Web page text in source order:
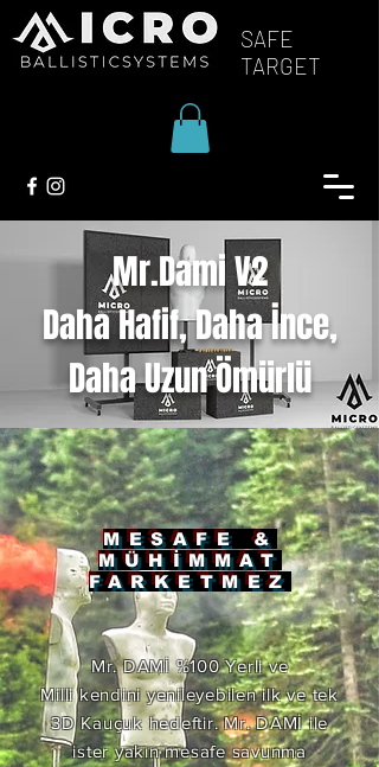
SAFE
TARGET
Mr.Dami V2
Daha Hafif, Daha İnce,
Daha Uzun Ömürlü
MESAFE &
MÜHİMMAT
FARKETMEZ
Mr. DAMİ %100 Yerli ve
Milli kendini yenileyebilen ilk ve tek
3D Kauçuk hedeftir. Mr. DAMİ ile
ister yakın mesafe savunma